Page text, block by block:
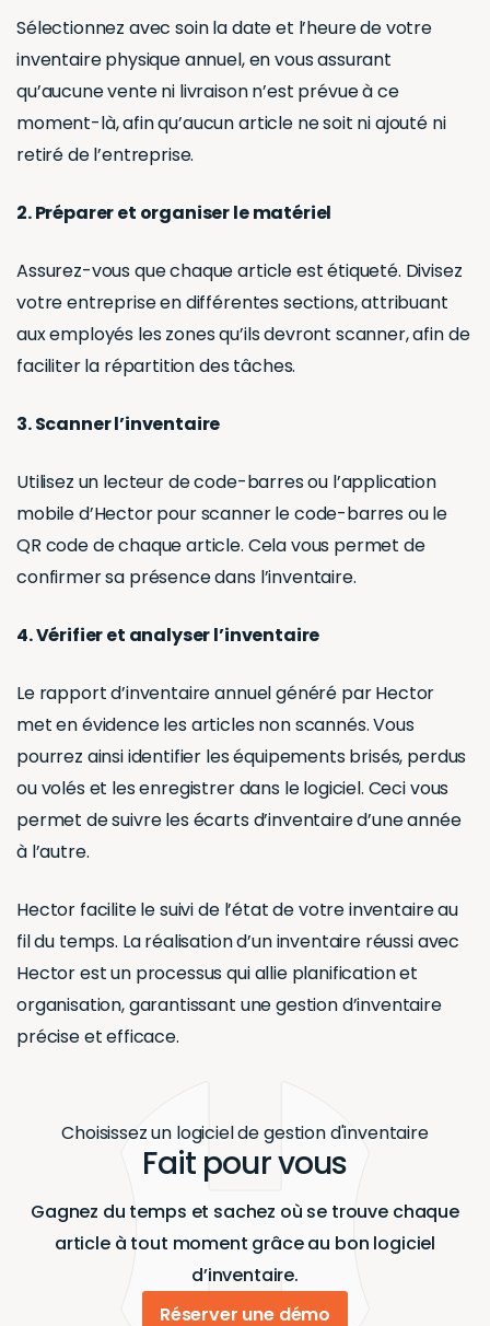
Quels sont les
éléments à
inclure dans le
comptage des
stocks ?
diverses catégories. Il s’agit non seulement de
vacances, mais aussi de marchandises et éléments
stockés en dehors, que votre CSE possède.
De plus, il faut prendre en compte les chèques à
immobilisés tels que les équipements sportifs et
électroniques, ainsi que le matériel de bureau
couramment utilisé par le CSE, y compris les outils
spécifiques pour les délégués du personnel et les
comités d’entreprise. Tous ces biens doivent être
recensés et restitués à la fin des mandats.
Comment faire
un inventaire des
stocks ?
impliquant un travail considérable. Cette tâche
consiste à compter tous les stocks de l’entreprise
une fois par an (avant la fin de l’année fiscale). Cela
offre l’opportunité d’évaluer les quantités exactes
des stocks présents au sein de la société afin de
détecter d’éventuelles divergences par rapport